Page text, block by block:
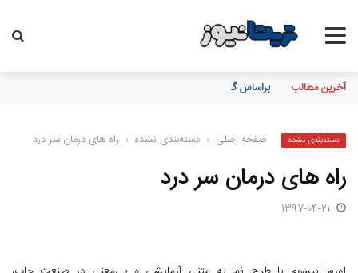
آخرین مطالب براساس گزارش بانك مركزی؛ بانك ملت در رتبه نخست پرداخت
دسته‌بندی نشده صفحه اصلی › دسته‌بندی نشده › راه های درمان سر درد
راه های درمان سر درد
1397-04-21